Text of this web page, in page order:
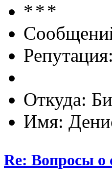
Откуда:
Имя:
Re: Вопросы о